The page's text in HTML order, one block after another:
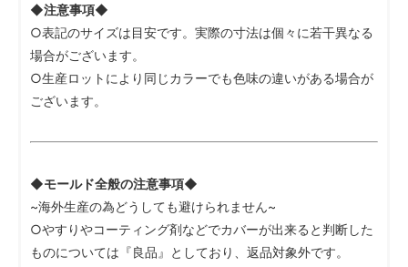
◆注意事項◆
○表記のサイズは目安です。実際の寸法は個々に若干異なる
場合がございます。
○生産ロットにより同じカラーでも色味の違いがある場合が
ございます。
◆モールド全般の注意事項◆
~海外生産の為どうしても避けられません~
○やすりやコーティング剤などでカバーが出来ると判断した
ものについては『良品』としており、返品対象外です。